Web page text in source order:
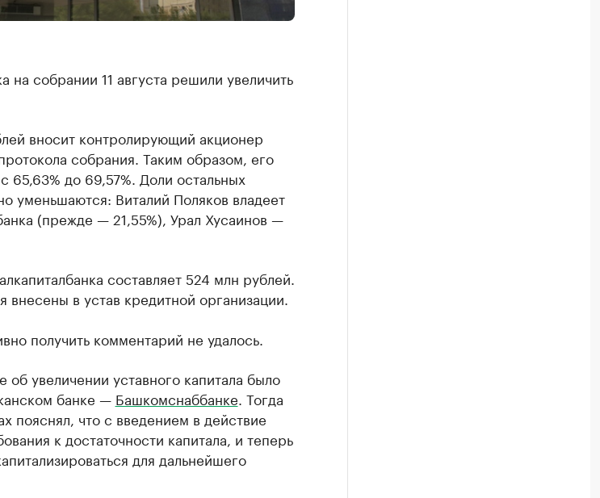
на собрании 11 августа решили увеличить
вносит контролирующий акционер
собрания. Таким образом, его
65,63% до 69,57%. Доли остальных
уменьшаются: Виталий Поляков владеет
(прежде — 21,55%), Урал Хусаинов —
составляет 524 млн рублей.
в устав кредитной организации.
получить комментарий не удалось.
увеличении уставного капитала было
банке — Башкомснаббанке . Тогда
пояснял, что с введением в действие
к достаточности капитала, и теперь
для дальнейшего